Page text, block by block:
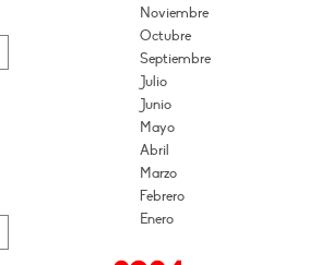
Noviembre
Octubre
Septiembre
Julio
Junio
Mayo
Abril
Marzo
Febrero
Enero